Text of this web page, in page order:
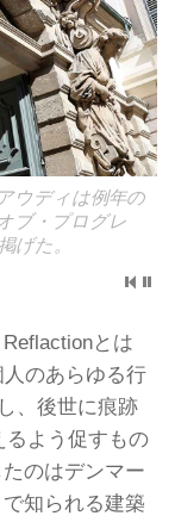
ウディは例年の
ブ・プログレ
げた。
とは
のあらゆる行
、後世に痕跡
るよう促すもの
のはデンマー
知られる建築